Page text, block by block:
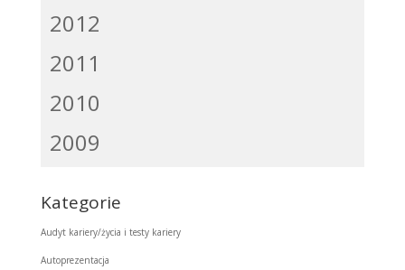
2012
2011
2010
2009
Kategorie
Audyt kariery/życia i testy kariery
Autoprezentacja